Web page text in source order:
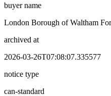
buyer name
London Borough of Waltham
archived at
2026-03-26T07:08:07.335577
notice type
can-standard